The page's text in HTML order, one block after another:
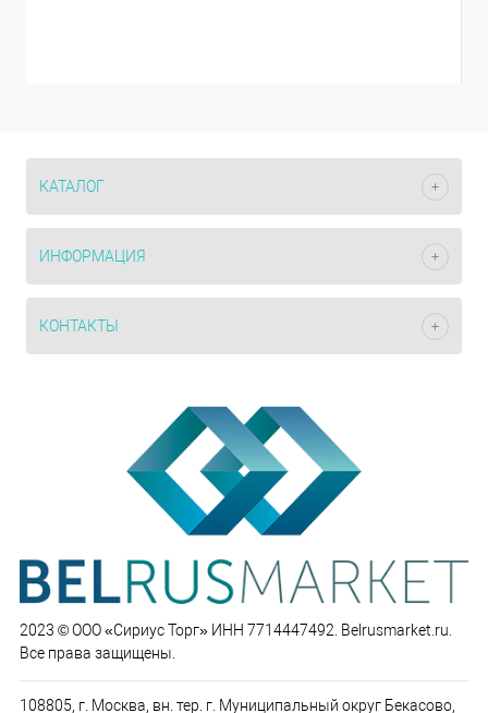
КАТАЛОГ
ИНФОРМАЦИЯ
КОНТАКТЫ
2023 © ООО «Сириус Торг» ИНН 7714447492. Belrusmarket.ru.
Все права защищены.
108805, г. Москва, вн. тер. г. Муниципальный округ Бекасово,